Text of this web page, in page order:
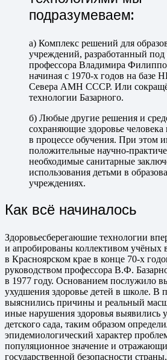
подразумеваем:
а) Комплекс решений для
учреждений, разработанный под
профессора Владимира
начиная с 1970-х годов на базе
Севера АМН СССР. Или
технологии Базарного.
б) Любые другие решения и
сохраняющие здоровье человека
в процессе обучения. При этом
положительные научно-
необходимые санитарные
использования детьми в
учреждениях.
Как всё начиналось
Здоровьесберегаюшие технологии
и апробированы коллективом
в Красноярском крае в конце 70-х
руководством профессора В.Ф.
в 1977 году. Основанием послужило
ухудшения здоровье детей в школе. В
выяснились причины и реальный
иные нарушения здоровья выявились
детского сада, таким образом
эпидемиологический характер
популяционное значение и
государственной безопасности